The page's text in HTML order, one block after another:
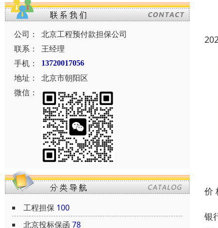
公司：
北京工程预付款担保公司
联系：
王经理
手机：
13720017056
地址：
北京市朝阳区
微信：
工程担保 100
北京投标保函 78
价
银